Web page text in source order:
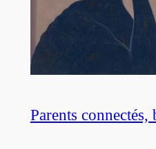
Parents connectés,